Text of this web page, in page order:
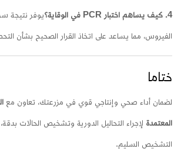
4. كيف يساهم اختبار PCR في الوقاية؟ يوفر نتيجة
الفيروس، مما يساعد على اتخاذ القرار الصحيح بشأن
ختاما
لضمان أداء صحي وإنتاجي قوي في مزرعتك، تعاون مع
المعتمدة لإجراء التحاليل الدورية وتشخيص الحالات
التشخيص السليم.